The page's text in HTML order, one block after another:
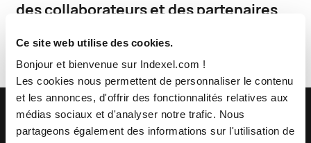
Ce site web utilise des cookies.
Bonjour et bienvenue sur Indexel.com !
Les cookies nous permettent de personnaliser le contenu
et les annonces, d'offrir des fonctionnalités relatives aux
médias sociaux et d'analyser notre trafic. Nous
partageons également des informations sur l'utilisation de
des collaborateurs et des partenaires
commerciaux de Leasecom.